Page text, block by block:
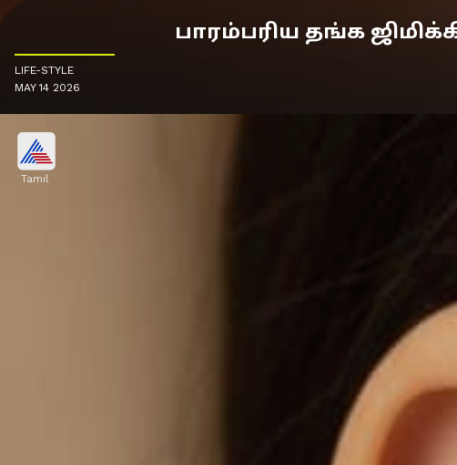
பாரம்பரிய தங்க
LIFE-STYLE
MAY 14 2026
Tamil